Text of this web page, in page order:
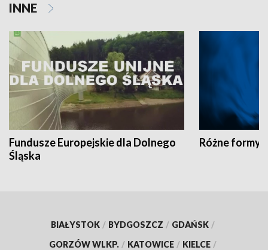
INNE
Fundusze Europejskie dla Dolnego
Śląska
Różne formy
BIAŁYSTOK / BYDGOSZCZ / GDAŃSK /
GORZÓW WLKP. / KATOWICE / KIELCE /